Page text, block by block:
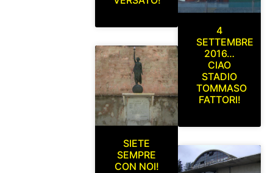
SIETE
SEMPRE
CON NOI!
4
SETTEMBRE
2016…
CIAO
STADIO
TOMMASO
FATTORI!